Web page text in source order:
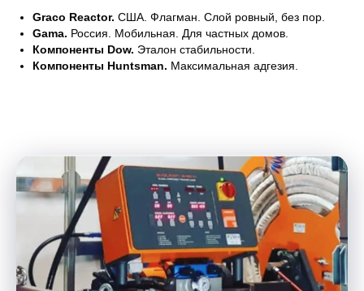
Graco Reactor. США. Флагман. Слой ровный, без пор.
Gama. Россия. Мобильная. Для частных домов.
Компоненты Dow. Эталон стабильности.
Компоненты Huntsman. Максимальная адгезия.